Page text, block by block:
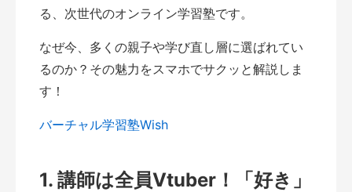
る、次世代のオンライン学習塾です。
なぜ今、多くの親子や学び直し層に選ばれてい
るのか？その魅力をスマホでサクッと解説しま
す！
バーチャル学習塾Wish
1. 講師は全員Vtuber！「好き」